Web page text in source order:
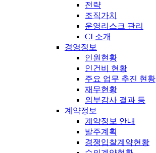
전략
조직가치
운영리스크 관리
CI 소개
경영정보
인원현황
인건비 현황
주요 업무 추진 현황
재무현황
외부감사 결과 등
계약정보
계약정보 안내
발주계획
경쟁입찰계약현황